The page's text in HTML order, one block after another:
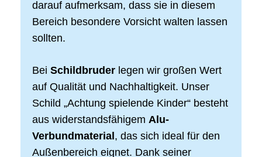
darauf aufmerksam, dass sie in diesem
Bereich besondere Vorsicht walten lassen
sollten.
Bei Schildbruder legen wir großen Wert
auf Qualität und Nachhaltigkeit. Unser
Schild „Achtung spielende Kinder“ besteht
aus widerstandsfähigem Alu-
Verbundmaterial, das sich ideal für den
Außenbereich eignet. Dank seiner